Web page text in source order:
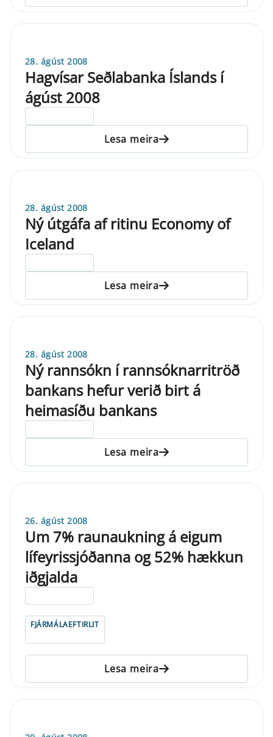
28. ágúst 2008
Hagvísar Seðlabanka Íslands í
ágúst 2008
Lesa meira
28. ágúst 2008
Ný útgáfa af ritinu Economy of
Iceland
Lesa meira
28. ágúst 2008
Ný rannsókn í rannsóknarritröð
bankans hefur verið birt á
heimasíðu bankans
Lesa meira
26. ágúst 2008
Um 7% raunaukning á eigum
lífeyrissjóðanna og 52% hækkun
iðgjalda
FJÁRMÁLAEFTIRLIT
Lesa meira